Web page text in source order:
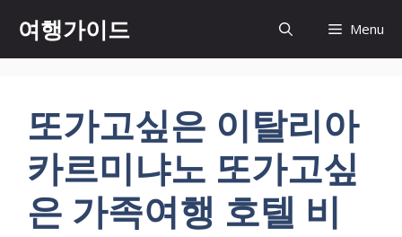
츠
여행가이드 Menu
또가고싶은 이탈리아
카르미냐노 또가고싶
은 가족여행 호텔 비